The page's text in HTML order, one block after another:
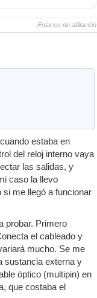
Enlaces de afiliación
estaba en
del reloj interno vaya
las salidas, y
caso la llevo
me llegó a funcionar
probar. Primero
el cableado y
mucho. Se me
sustancia externa y
óptico (multipin) en
que costaba el